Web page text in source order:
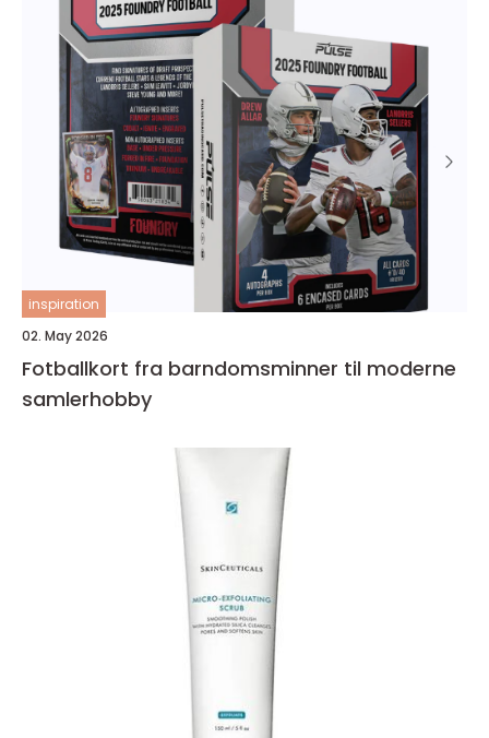
inspiration
02. May 2026
Fotballkort fra barndomsminner til moderne
samlerhobby